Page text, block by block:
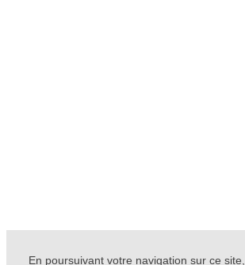
En poursuivant votre navigation sur ce site,